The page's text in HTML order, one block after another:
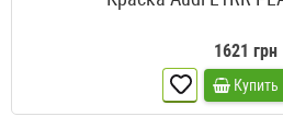
1621 грн
Купить